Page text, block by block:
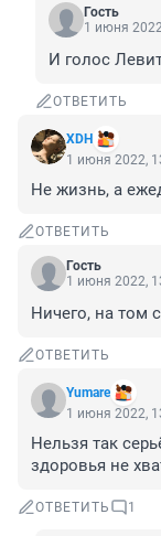
Гость
1 июня
И голос
ОТВЕТИТЬ
XDH
1 июня 2022,
Не жизнь, а
ОТВЕТИТЬ
Гость
1 июня 2022,
Ничего, на том
ОТВЕТИТЬ
Yumare
1 июня 2022,
Нельзя так
здоровья не
ОТВЕТИТЬ 1